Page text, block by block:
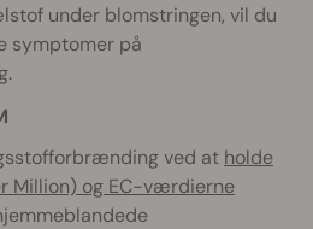
under blomstringen, vil du
symptomer på
ved at holde
Million) og EC-værdierne